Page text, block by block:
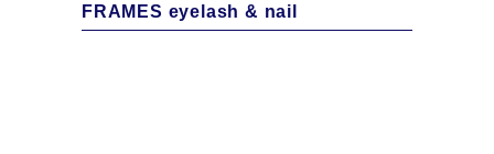
FRAMES eyelash & nail